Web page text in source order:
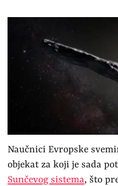
Naučnici Evropske
objekat za koji je sada
Sunčevog sistema, što